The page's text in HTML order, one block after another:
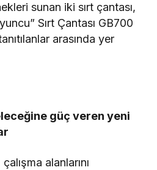
sunan iki sırt çantası,
Sırt Çantası GB700
arasında yer
güç veren yeni
alanlarını